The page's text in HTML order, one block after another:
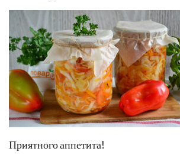
Приятного аппетита!